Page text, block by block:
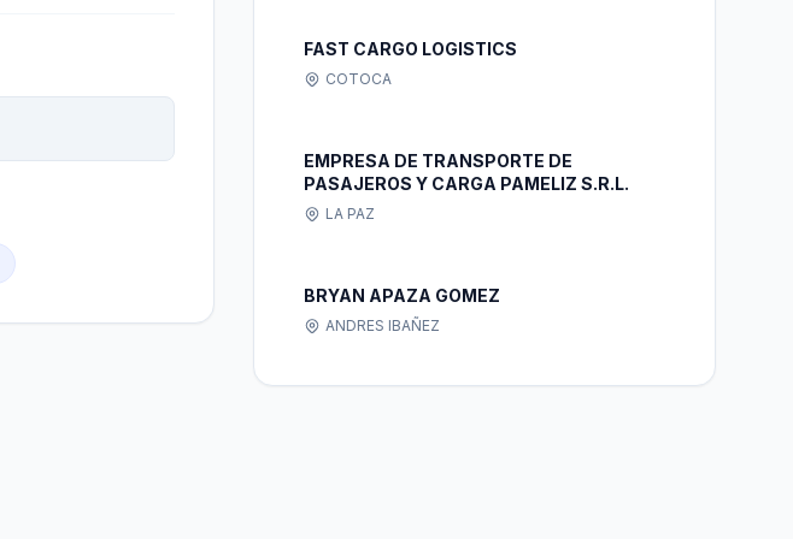
FAST CARGO LOGISTICS
COTOCA
EMPRESA DE TRANSPORTE DE
PASAJEROS Y CARGA PAMELIZ S.R.L.
LA PAZ
BRYAN APAZA GOMEZ
ANDRES IBAÑEZ